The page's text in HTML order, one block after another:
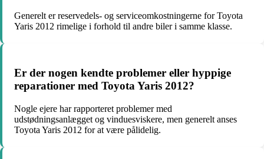
Generelt er reservedels- og serviceomkostningerne for Toyota
Yaris 2012 rimelige i forhold til andre biler i samme klasse.
Er der nogen kendte problemer eller hyppige
reparationer med Toyota Yaris 2012?
Nogle ejere har rapporteret problemer med
udstødningsanlægget og vinduesviskere, men generelt anses
Toyota Yaris 2012 for at være pålidelig.